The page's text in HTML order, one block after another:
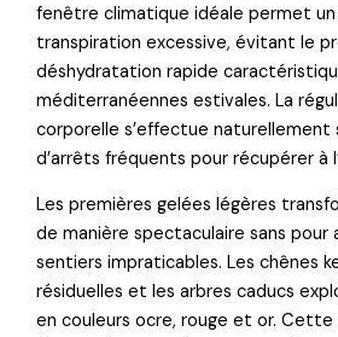
fenêtre climatique idéale permet
transpiration excessive, évitant le
déshydratation rapide
méditerranéennes estivales. La
corporelle s’effectue naturellement
d’arrêts fréquents pour récupérer à
Les premières gelées légères
de manière spectaculaire sans pour
sentiers impraticables. Les chênes
résiduelles et les arbres caducs
en couleurs ocre, rouge et or.